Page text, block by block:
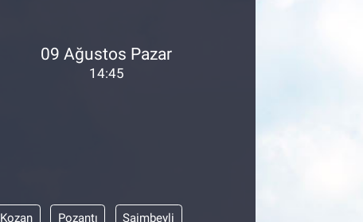
09 Ağustos Pazar
14:45
Kozan Pozantı Saimbeyli